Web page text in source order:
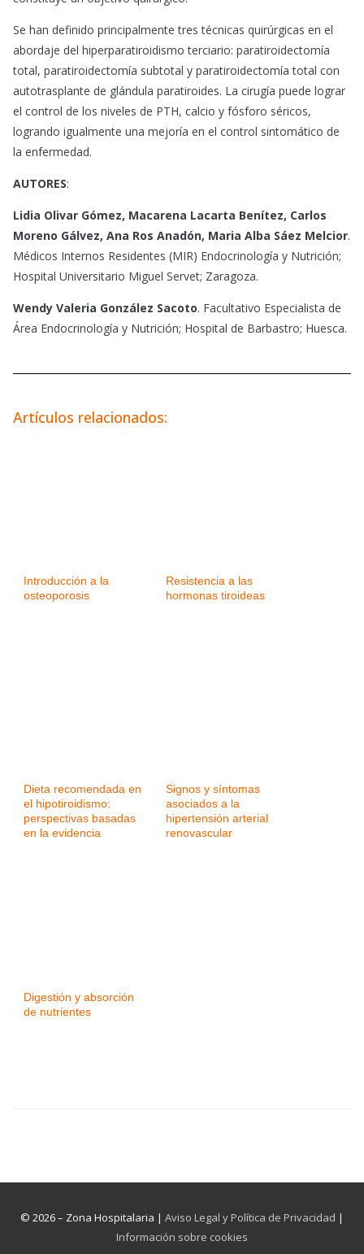
Se han definido principalmente tres técnicas quirúrgicas en el
abordaje del hiperparatiroidismo terciario: paratiroidectomía
total, paratiroidectomía subtotal y paratiroidectomía total con
autotrasplante de glándula paratiroides. La cirugía puede lograr
el control de los niveles de PTH, calcio y fósforo séricos,
logrando igualmente una mejoría en el control sintomático de
la enfermedad.
AUTORES:
Lidia Olivar Gómez, Macarena Lacarta Benítez, Carlos
Moreno Gálvez, Ana Ros Anadón, Maria Alba Sáez Melcior.
Médicos Internos Residentes (MIR) Endocrinología y Nutrición;
Hospital Universitario Miguel Servet; Zaragoza.
Wendy Valeria González Sacoto. Facultativo Especialista de
Área Endocrinología y Nutrición; Hospital de Barbastro; Huesca.
Artículos relacionados:
Introducción a la
osteoporosis
Resistencia a las
hormonas tiroideas
Dieta recomendada en
el hipotiroidismo:
perspectivas basadas
en la evidencia
Signos y síntomas
asociados a la
hipertensión arterial
renovascular
Digestión y absorción
de nutrientes
© 2026 – Zona Hospitalaria | Aviso Legal y Política de Privacidad |
Información sobre cookies